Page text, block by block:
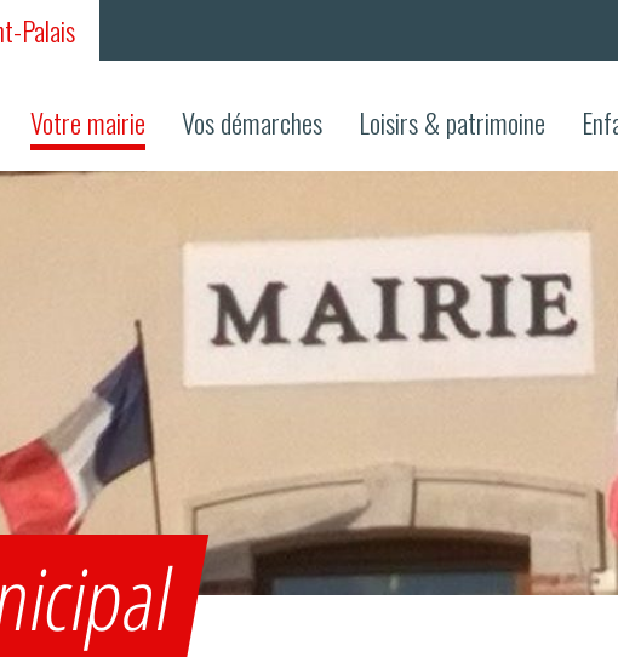
Palais
Votre mairie Vos démarches Loisirs & patrimoine